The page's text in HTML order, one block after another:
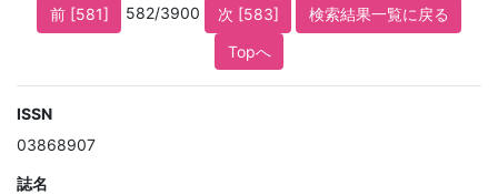
前 [581] 582/3900 次 [583]
検索結果一覧に戻る
Topへ
ISSN
03868907
誌名